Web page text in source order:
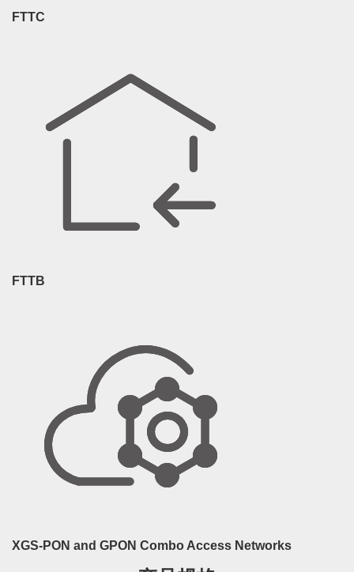
FTTC
FTTB
XGS-PON and GPON Combo Access Networks